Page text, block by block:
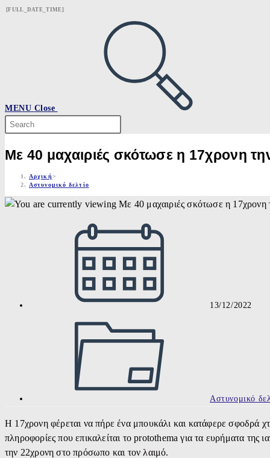
Skip
[FULL_DATE_TIME]
MENU Close
Search
this
website
Με 40 μαχαιριές σκότωσε η 17χρονη
Αρχική>
Αστυνομικό δελτίο
13/12/2022
Αστυνομικό
Η 17χρονη φέρεται να πήρε ένα μπουκάλι και κατάφερε σφοδρά
πληροφορίες που επικαλείται το protothema για τα ευρήματα της
την 22χρονη στο πρόσωπο και τον λαιμό.